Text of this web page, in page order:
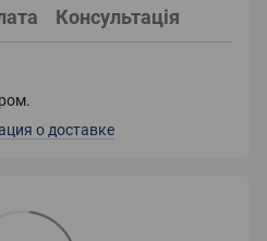
Консультація
о доставке